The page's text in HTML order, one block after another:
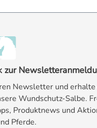
zur
Newsletter und erhalte
Wundschutz-Salbe.
Produktnews und
Pferde.